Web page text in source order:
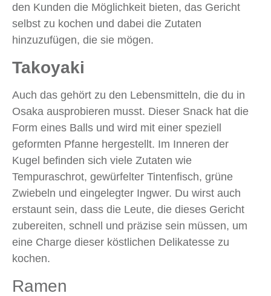
den Kunden die Möglichkeit bieten, das Gericht
selbst zu kochen und dabei die Zutaten
hinzuzufügen, die sie mögen.
Takoyaki
Auch das gehört zu den Lebensmitteln, die du in
Osaka ausprobieren musst. Dieser Snack hat die
Form eines Balls und wird mit einer speziell
geformten Pfanne hergestellt. Im Inneren der
Kugel befinden sich viele Zutaten wie
Tempuraschrot, gewürfelter Tintenfisch, grüne
Zwiebeln und eingelegter Ingwer. Du wirst auch
erstaunt sein, dass die Leute, die dieses Gericht
zubereiten, schnell und präzise sein müssen, um
eine Charge dieser köstlichen Delikatesse zu
kochen.
Ramen